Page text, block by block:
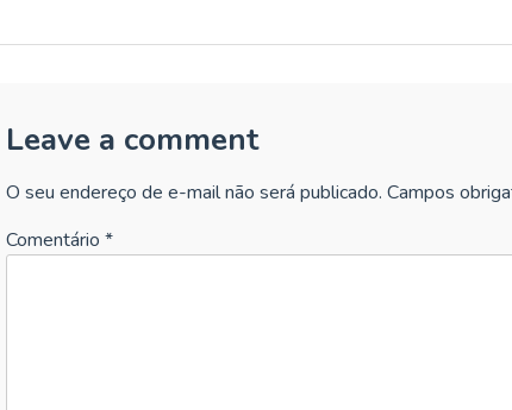
Leave a comment
O seu endereço de e-mail não será publicado. Campos
Comentário *